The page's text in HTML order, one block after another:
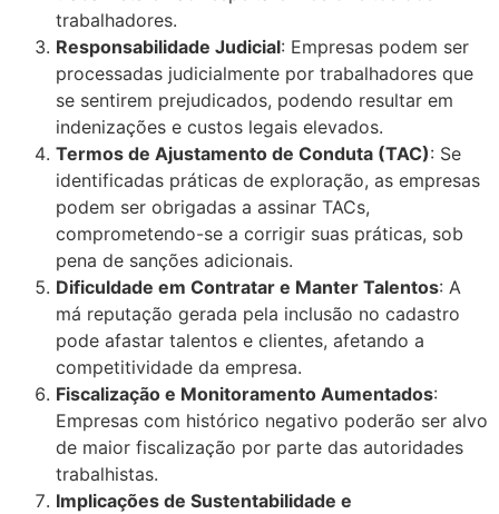
trabalhadores.
Responsabilidade Judicial: Empresas podem ser
processadas judicialmente por trabalhadores que
se sentirem prejudicados, podendo resultar em
indenizações e custos legais elevados.
Termos de Ajustamento de Conduta (TAC): Se
identificadas práticas de exploração, as empresas
podem ser obrigadas a assinar TACs,
comprometendo-se a corrigir suas práticas, sob
pena de sanções adicionais.
Dificuldade em Contratar e Manter Talentos: A
má reputação gerada pela inclusão no cadastro
pode afastar talentos e clientes, afetando a
competitividade da empresa.
Fiscalização e Monitoramento Aumentados:
Empresas com histórico negativo poderão ser alvo
de maior fiscalização por parte das autoridades
trabalhistas.
Implicações de Sustentabilidade e